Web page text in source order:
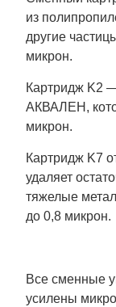
из
другие
микрон.
Картридж K2
АКВАЛЕН,
микрон.
Картридж K7
удаляет
тяжелые
до 0,8 микрон.
Все сменные
усилены